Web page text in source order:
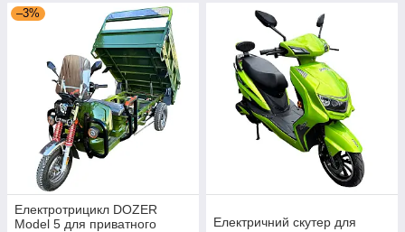
–3%
Електротрицикл DOZER
Model 5 для приватного
Електричний скутер для